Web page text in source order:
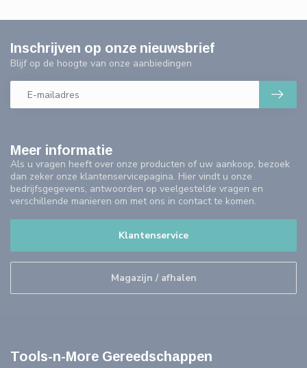
Meer informatie
Als u vragen heeft over onze producten of uw aankoop, bezoek
dan zeker onze klantenservicepagina. Hier vindt u onze
bedrijfsgegevens, antwoorden op veelgestelde vragen en
verschillende manieren om met ons in contact te komen.
Klantenservice
Magazijn / afhalen
Inschrijven op onze nieuwsbrief
Blijf op de hoogte van onze aanbiedingen
Tools-n-More Gereedschappen